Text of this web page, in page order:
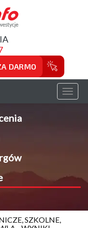
DARMO
Toggle
SZKOLNE,